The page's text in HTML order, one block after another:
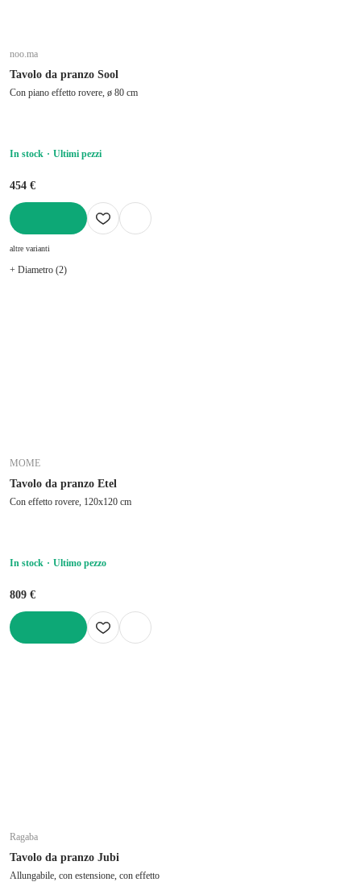
noo.ma
Tavolo da pranzo Sool
Con piano effetto rovere, ø 80 cm
In stock Ultimi pezzi
454 €
altre varianti
+ Diametro (2)
MOME
Tavolo da pranzo Etel
Con effetto rovere, 120x120 cm
In stock Ultimo pezzo
809 €
Ragaba
Tavolo da pranzo Jubi
Allungabile, con estensione, con effetto